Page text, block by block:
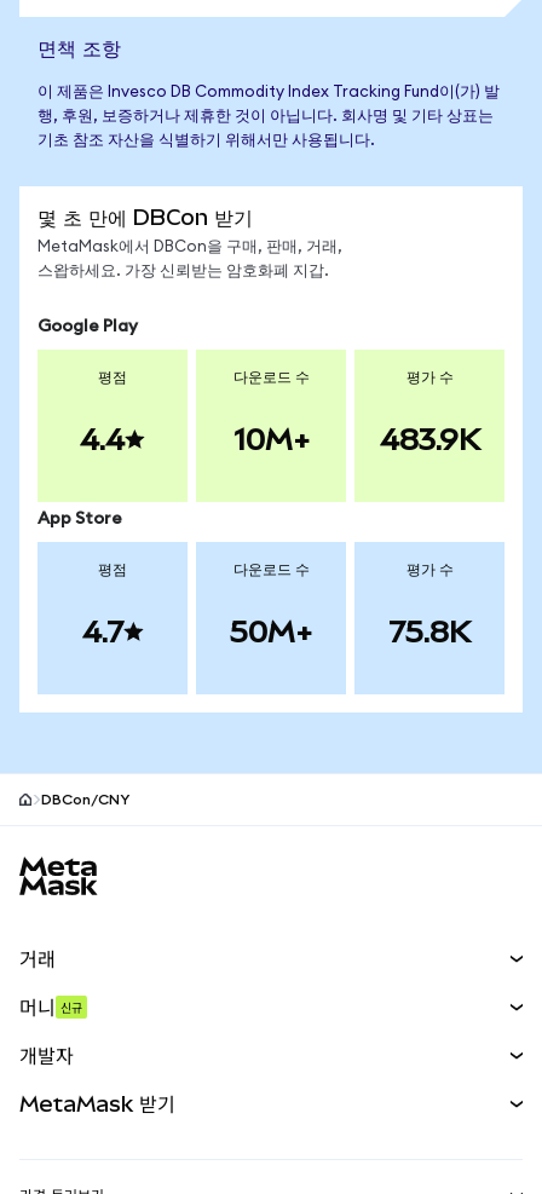
면책 조항
이 제품은 Invesco DB Commodity Index Tracking Fund이(가) 발
행, 후원, 보증하거나 제휴한 것이 아닙니다. 회사명 및 기타 상표는
기초 참조 자산을 식별하기 위해서만 사용됩니다.
몇 초 만에 DBCon 받기
MetaMask에서 DBCon을 구매, 판매, 거래,
스왑하세요. 가장 신뢰받는 암호화폐 지갑.
Google Play
평점
4.4
다운로드 수
10M+
평가 수
483.9K
App Store
평점
4.7
다운로드 수
50M+
평가 수
75.8K
DBCon/CNY
거래
무기한 선물
실물자산
머니 신규
개발자
MetaMask 받기